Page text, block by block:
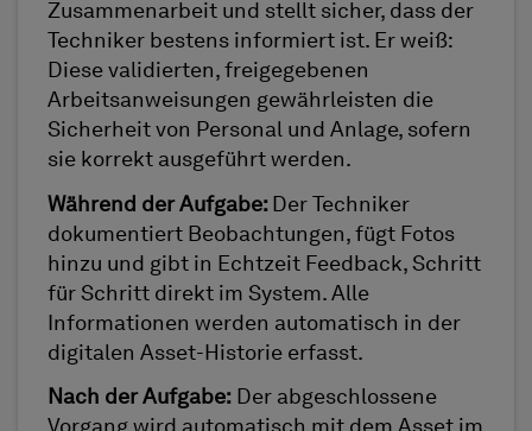
Zusammenarbeit und stellt sicher, dass der
Techniker bestens informiert ist. Er weiß:
Diese validierten, freigegebenen
Arbeitsanweisungen gewährleisten die
Sicherheit von Personal und Anlage, sofern
sie korrekt ausgeführt werden.
Während der Aufgabe: Der Techniker
dokumentiert Beobachtungen, fügt Fotos
hinzu und gibt in Echtzeit Feedback, Schritt
für Schritt direkt im System. Alle
Informationen werden automatisch in der
digitalen Asset-Historie erfasst.
Nach der Aufgabe: Der abgeschlossene